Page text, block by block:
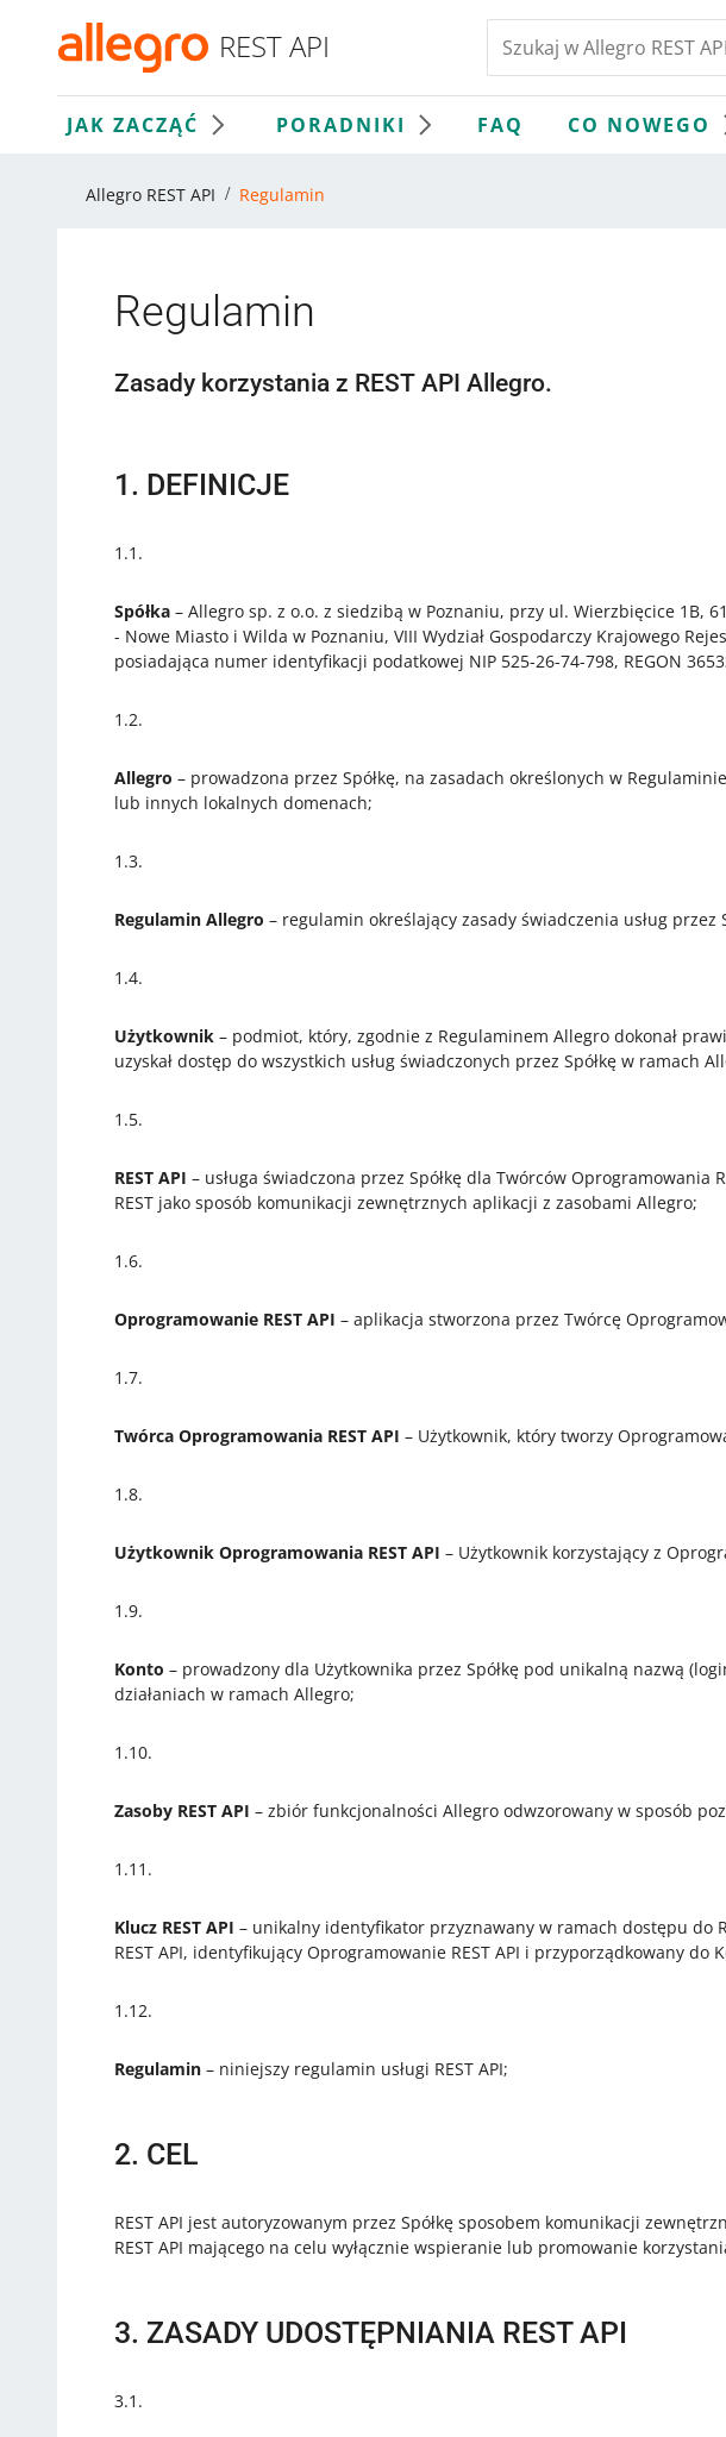
REST API
JAK ZACZĄĆ PORADNIKI FAQ CO NOWEGO
Allegro REST API Regulamin
Regulamin
Zasady korzystania z REST API Allegro.
1. DEFINICJE
1.1.
Spółka – ​Allegro sp. z o.o. z siedzibą w Poznaniu, przy ul. Wierzbięcice 1B,
- Nowe Miasto i Wilda w Poznaniu, VIII Wydział Gospodarczy Krajowego
posiadająca numer identyfikacji podatkowej NIP 525-26-74-798, REGON
1.2.
Allegro – prowadzona przez Spółkę, na zasadach określonych w
lub innych lokalnych domenach;
1.3.
Regulamin Allegro – regulamin określający zasady świadczenia usług
1.4.
Użytkownik – podmiot, który, zgodnie z Regulaminem Allegro dokonał
uzyskał dostęp do wszystkich usług świadczonych przez Spółkę w ramach
1.5.
REST API – ​usługa świadczona przez Spółkę dla Twórców
REST jako sposób komunikacji zewnętrznych aplikacji z zasobami Allegro;
1.6.
Oprogramowanie REST API – aplikacja stworzona przez Twórcę
1.7.
Twórca Oprogramowania REST API – Użytkownik, który tworzy
1.8.
Użytkownik Oprogramowania REST API – Użytkownik korzystający z
1.9.
Konto – ​prowadzony dla Użytkownika przez Spółkę pod unikalną nazwą
działaniach w ramach Allegro;
1.10.
Zasoby REST API – ​zbiór funkcjonalności Allegro odwzorowany w sposób
1.11.
Klucz REST API – unikalny identyfikator przyznawany w ramach dostępu do
REST API, identyfikujący Oprogramowanie REST API i przyporządkowany do
1.12.
Regulamin – ​niniejszy regulamin usługi REST API;
2. CEL
REST API jest autoryzowanym przez Spółkę sposobem komunikacji
REST API mającego na celu wyłącznie wspieranie lub promowanie
3. ZASADY UDOSTĘPNIANIA REST API
3.1.